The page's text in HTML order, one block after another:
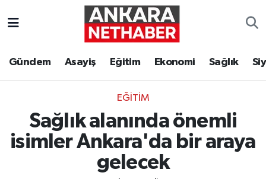
Gündem Asayiş Eğitim Ekonomi Sağlık
EĞITIM
Sağlık alanında önemli
isimler Ankara'da bir araya
gelecek
Ekonomi
Ankara Hava Durumu
Tüm Manşetler
Son Dakika Haberleri